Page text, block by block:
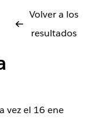
Volver a los
resultados
vez el 16 ene